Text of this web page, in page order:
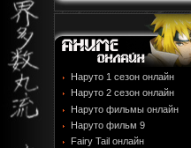
Наруто 1 сезон онлайн
Наруто 2 сезон онлайн
Наруто фильмы онлайн
Наруто фильм 9
Fairy Tail онлайн